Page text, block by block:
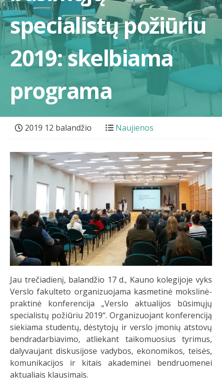
specialistų požiūriu
2019: skelbiama
programa
2019 12 balandžio Naujienos
Jau trečiadienį, balandžio 17 d., Kauno kolegijoje vyks
Verslo fakulteto organizuojama kasmetinė mokslinė-
praktinė konferencija „Verslo aktualijos būsimųjų
specialistų požiūriu 2019“. Organizuojant konferenciją
siekiama studentų, dėstytojų ir verslo įmonių atstovų
bendradarbiavimo, atliekant taikomuosius tyrimus,
dalyvaujant diskusijose vadybos, ekonomikos, teisės,
komunikacijos ir kitais akademinei bendruomenei
aktualiais klausimais.